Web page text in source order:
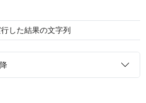
した結果の文字列